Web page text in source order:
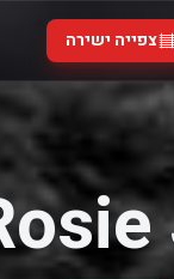
צפייה ישירה